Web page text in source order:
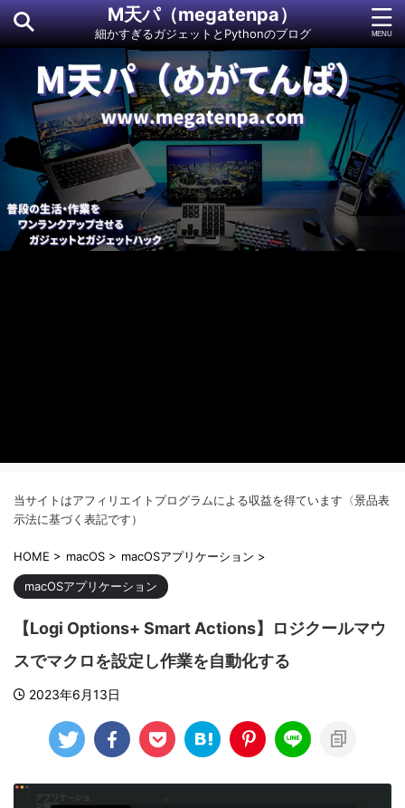
M天パ（megatenpa）
細かすぎるガジェットとPythonのブログ
当サイトはアフィリエイトプログラムによる収益を得ています〈景品表
示法に基づく表記です）
HOME > macOS > macOSアプリケーション >
macOSアプリケーション
【Logi Options+ Smart Actions】ロジクールマウ
スでマクロを設定し作業を自動化する
2023年6月13日